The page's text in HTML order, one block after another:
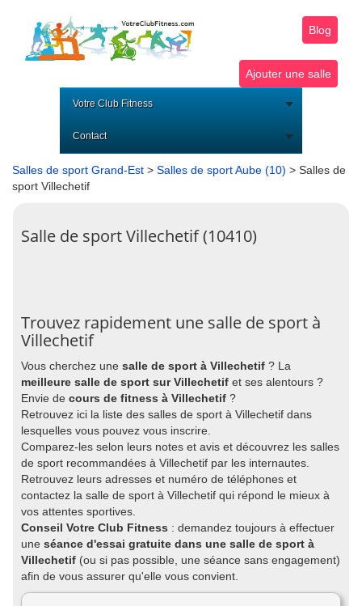
Blog
Ajouter une salle
Votre Club Fitness
Contact
Salles de sport Grand-Est > Salles de sport Aube (10) > Salles de
sport Villechetif
Salle de sport Villechetif (10410)
Trouvez rapidement une salle de sport à
Villechetif
Vous cherchez une salle de sport à Villechetif ? La
meilleure salle de sport sur Villechetif et ses alentours ?
Envie de cours de fitness à Villechetif ?
Retrouvez ici la liste des salles de sport à Villechetif dans
lesquelles vous pouvez vous inscrire.
Comparez-les selon leurs notes et avis et découvrez les salles
de sport recommandées à Villechetif par les internautes.
Retrouvez leurs adresses et numéro de téléphones et
contactez la salle de sport à Villechetif qui répond le mieux à
vos attentes sportives.
Conseil Votre Club Fitness : demandez toujours à effectuer
une séance d'essai gratuite dans une salle de sport à
Villechetif (ou si pas possible, une séance sans engagement)
afin de vous assurer qu'elle vous convient.